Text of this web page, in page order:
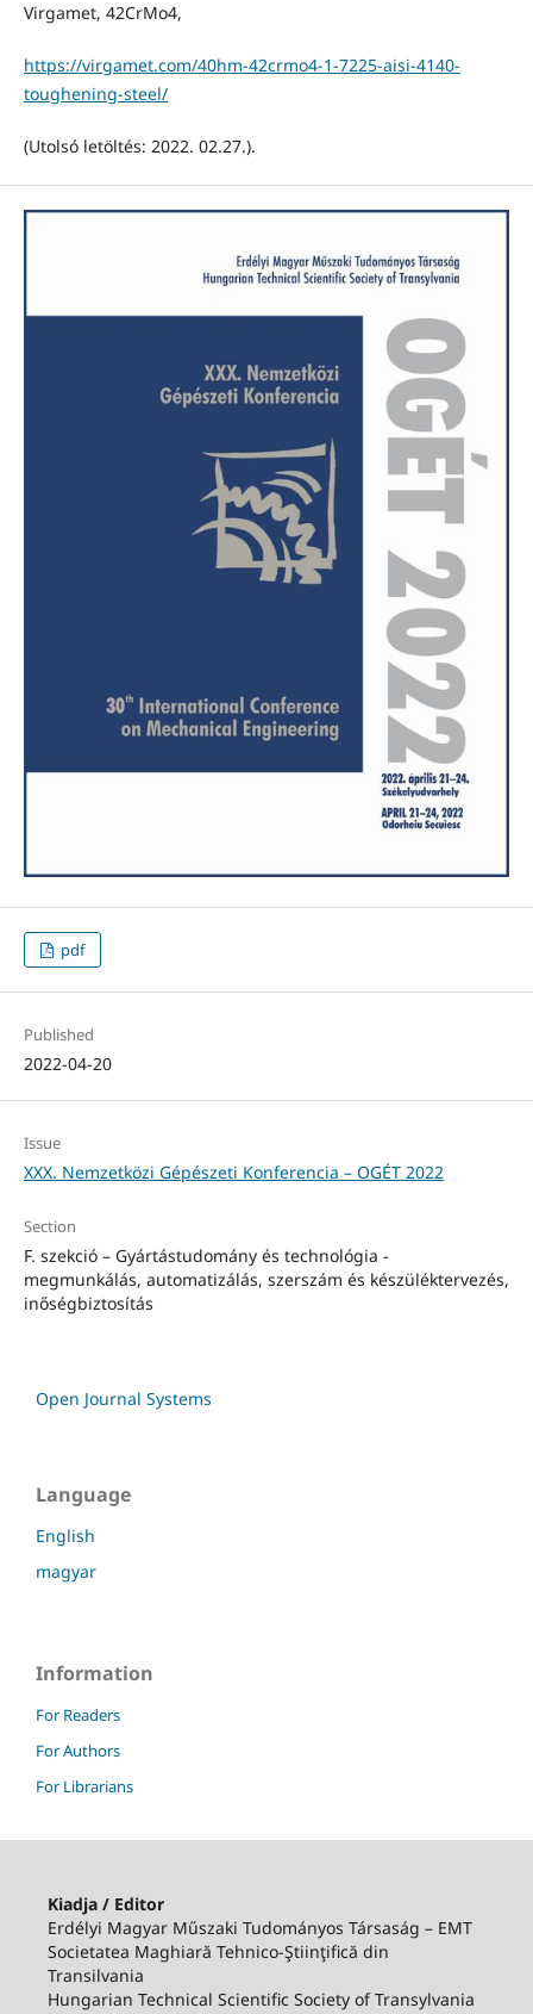
Virgamet, 42CrMo4,
https://virgamet.com/40hm-42crmo4-1-7225-aisi-4140-
toughening-steel/
(Utolsó letöltés: 2022. 02.27.).
pdf
Published
2022-04-20
Issue
XXX. Nemzetközi Gépészeti Konferencia – OGÉT 2022
Section
F. szekció – Gyártástudomány és technológia -
megmunkálás, automatizálás, szerszám és készüléktervezés,
inőségbiztosítás
Open Journal Systems
Language
English
magyar
Information
For Readers
For Authors
For Librarians
Kiadja / Editor
Erdélyi Magyar Műszaki Tudományos Társaság – EMT
Societatea Maghiară Tehnico-Ştiinţifică din
Transilvania
Hungarian Technical Scientific Society of Transylvania